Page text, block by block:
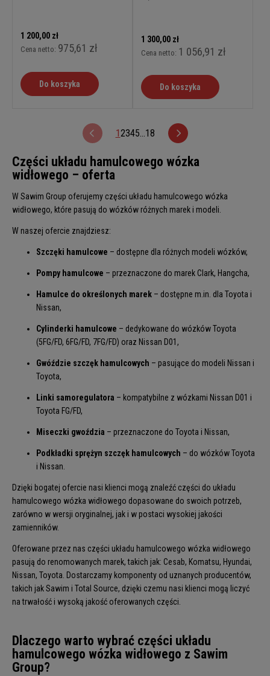
1 200,00 zł
Cena netto: 975,61 zł
Do koszyka
1 300,00 zł
Cena netto: 1 056,91 zł
Do koszyka
12345...18
Części układu hamulcowego wózka
widłowego – oferta
W Sawim Group oferujemy części układu hamulcowego wózka
widłowego, które pasują do wózków różnych marek i modeli.
W naszej ofercie znajdziesz:
Szczęki hamulcowe – dostępne dla różnych modeli wózków,
Pompy hamulcowe – przeznaczone do marek Clark, Hangcha,
Hamulce do określonych marek – dostępne m.in. dla Toyota i
Nissan,
Cylinderki hamulcowe – dedykowane do wózków Toyota
(5FG/FD, 6FG/FD, 7FG/FD) oraz Nissan D01,
Gwóździe szczęk hamulcowych – pasujące do modeli Nissan i
Toyota,
Linki samoregulatora – kompatybilne z wózkami Nissan D01 i
Toyota FG/FD,
Miseczki gwoździa – przeznaczone do Toyota i Nissan,
Podkładki sprężyn szczęk hamulcowych – do wózków Toyota
i Nissan.
Dzięki bogatej ofercie nasi klienci mogą znaleźć części do układu
hamulcowego wózka widłowego dopasowane do swoich potrzeb,
zarówno w wersji oryginalnej, jak i w postaci wysokiej jakości
zamienników.
Oferowane przez nas części układu hamulcowego wózka widłowego
pasują do renomowanych marek, takich jak: Cesab, Komatsu, Hyundai,
Nissan, Toyota. Dostarczamy komponenty od uznanych producentów,
takich jak Sawim i Total Source, dzięki czemu nasi klienci mogą liczyć
na trwałość i wysoką jakość oferowanych części.
Dlaczego warto wybrać części układu
hamulcowego wózka widłowego z Sawim
Group?